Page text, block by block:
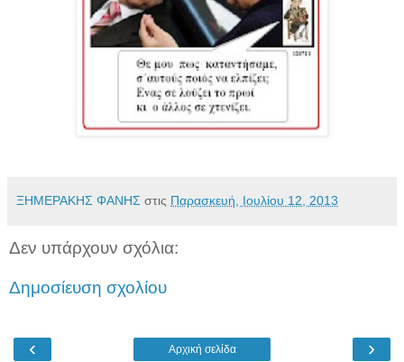
ΞΗΜΕΡΑΚΗΣ ΦΑΝΗΣ στις Παρασκευή, Ιουλίου 12, 2013
Δεν υπάρχουν σχόλια:
Δημοσίευση σχολίου
‹ ›
Αρχική σελίδα